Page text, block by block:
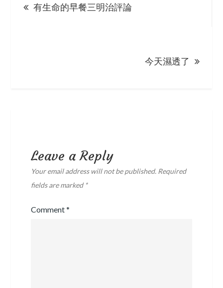
navigation
有生命的早餐三明治評論
今天濕透了
Leave a Reply
Your email address will not be published. Required
fields are marked *
Comment*